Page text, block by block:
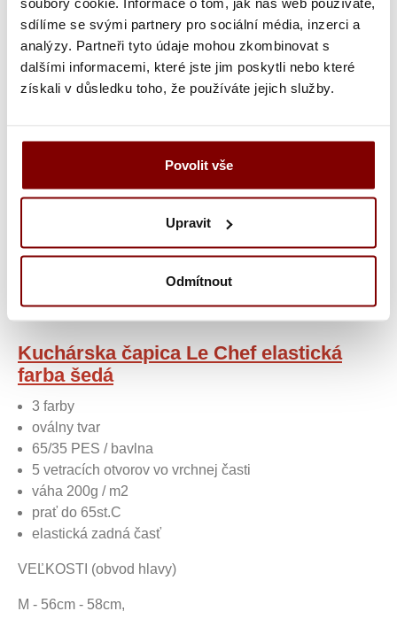
sdílíme se svými partnery pro sociální média, inzerci a
analýzy. Partneři tyto údaje mohou zkombinovat s
dalšími informacemi, které jste jim poskytli nebo které
získali v důsledku toho, že používáte jejich služby.
Povolit vše
Upravit
Odmítnout
Vložiť do košíka s
výšivkou
je možné vymeniť alebo vrátiť! Doba tvorby
výšivky je 10-15 pracovných dní (v čase pred
vianočnými sviatkami sa zdvojnásobí).
Kategória
Kuchárska čapica Le Chef elastická
farba šedá
3 farby
oválny tvar
65/35 PES / bavlna
5 vetracích otvorov vo vrchnej časti
váha 200g / m2
prať do 65st.C
elastická zadná časť
VEĽKOSTI (obvod hlavy)
M - 56cm - 58cm,